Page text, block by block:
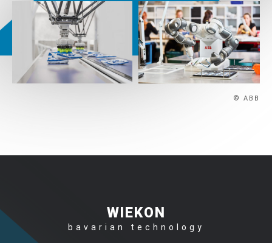
© ABB
WIEKON
bavarian technology